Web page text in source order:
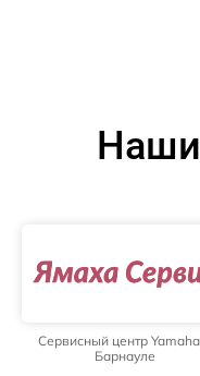
Сервисный центр
Барнауле